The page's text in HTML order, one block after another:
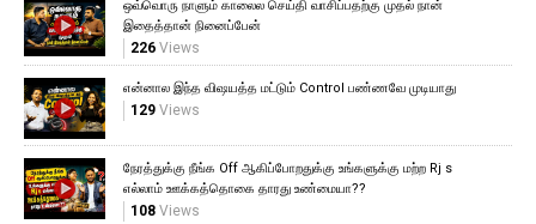
ஒவ்வொரு நாளும் காலைல செய்தி வாசிப்பதற்கு முதல் நான்
இதைத்தான் நினைப்பேன்
226Views
என்னால இந்த விஷயத்த மட்டும் Control பண்ணவே முடியாது
129Views
நேரத்துக்கு நீங்க Off ஆகிப்போறதுக்கு உங்களுக்கு மற்ற Rj s
எல்லாம் ஊக்கத்தொகை தாரது உண்மையா??
108Views